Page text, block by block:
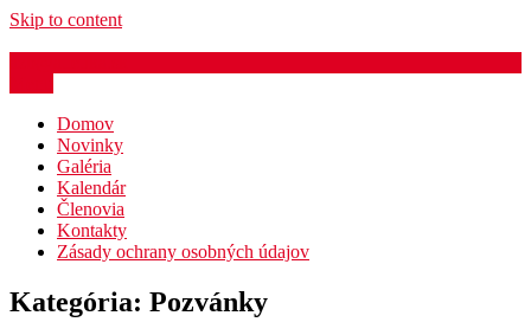
Skip to content
Domov
Novinky
Galéria
Kalendár
Členovia
Kontakty
Zásady ochrany osobných údajov
Kategória: Pozvánky